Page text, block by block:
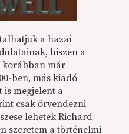
a hazai
hiszen a
korábban már
ben, más kiadó
is megjelent a
csak örvendezni
lehetek Richard
szeretem a történelmi